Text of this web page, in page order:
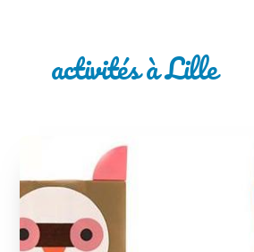
activités à Lille